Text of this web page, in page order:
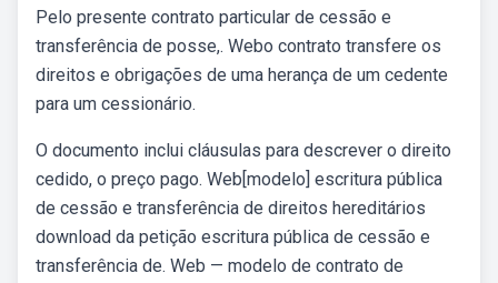
Pelo presente contrato particular de cessão e
transferência de posse,. Webo contrato transfere os
direitos e obrigações de uma herança de um cedente
para um cessionário.
O documento inclui cláusulas para descrever o direito
cedido, o preço pago. Web[modelo] escritura pública
de cessão e transferência de direitos hereditários
download da petição escritura pública de cessão e
transferência de. Web — modelo de contrato de